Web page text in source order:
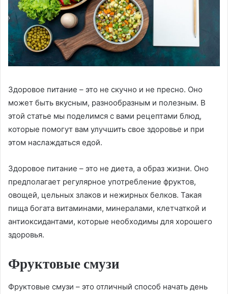
Здоровое питание – это не скучно и не пресно. Оно
может быть вкусным, разнообразным и полезным. В
этой статье мы поделимся с вами рецептами блюд,
которые помогут вам улучшить свое здоровье и при
этом наслаждаться едой.
Здоровое питание – это не диета, а образ жизни. Оно
предполагает регулярное употребление фруктов,
овощей, цельных злаков и нежирных белков. Такая
пища богата витаминами, минералами, клетчаткой и
антиоксидантами, которые необходимы для хорошего
здоровья.
Фруктовые смузи
Фруктовые смузи – это отличный способ начать день